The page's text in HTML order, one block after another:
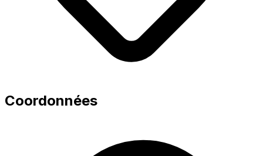
Coordonnées